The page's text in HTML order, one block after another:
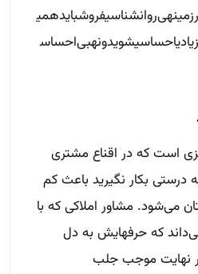
است که در اقناع مشتری
درستی بکار نگیرید باعث کم
می‌شود. مشاور املاکی که با
که حرفهایش به دل
نهایت موجب جلب